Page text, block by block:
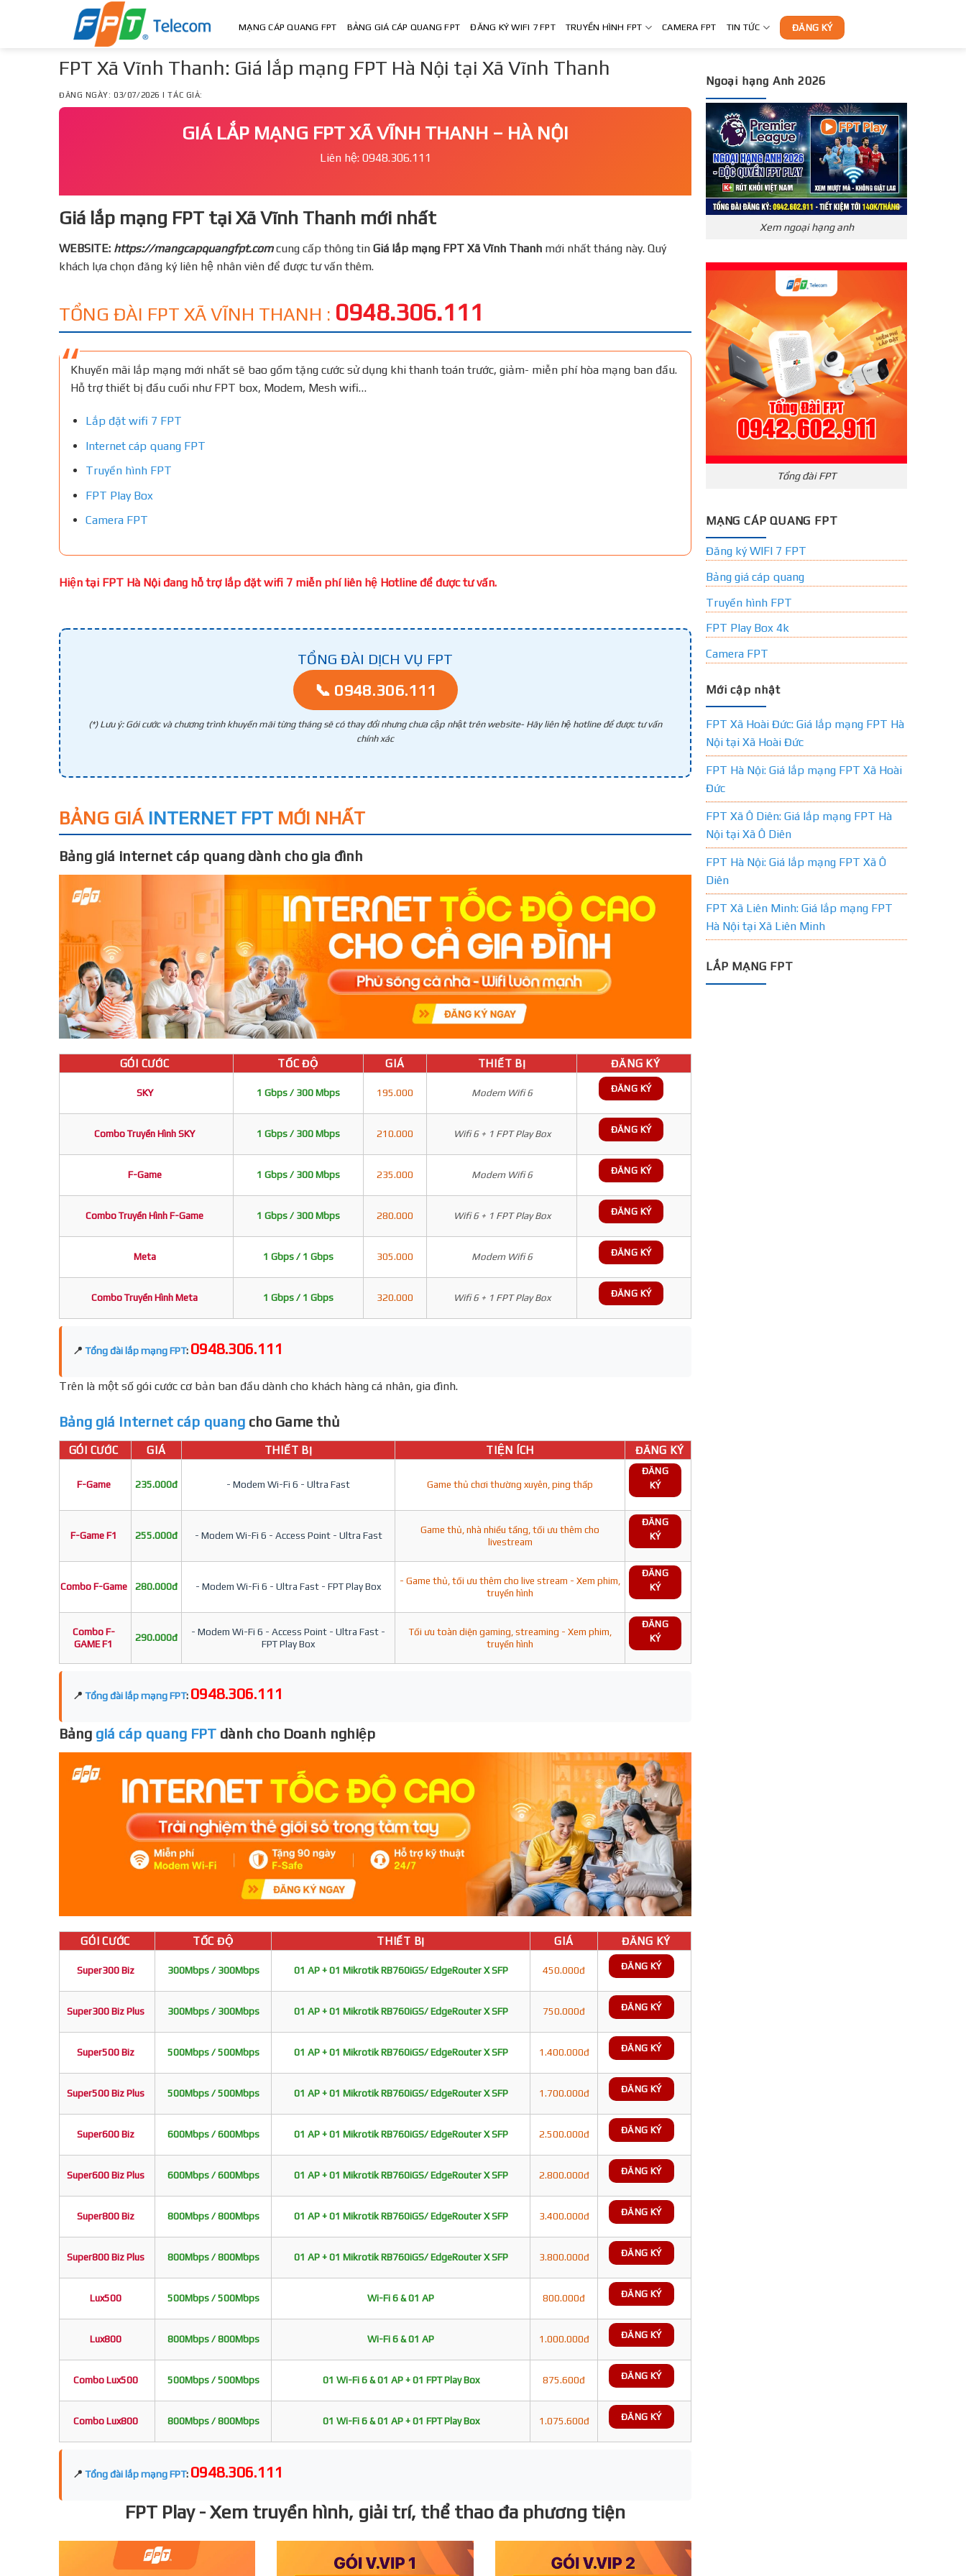
MẠNG CÁP QUANG FPT BẢNG GIÁ CÁP QUANG FPT ĐĂNG KÝ WIFI 7 FPT TRUYỀN HÌNH FPT CAMERA FPT TIN TỨC ĐĂNG KÝ
FPT Xã Vĩnh Thanh: Giá lắp mạng FPT Hà Nội tại Xã Vĩnh Thanh
ĐĂNG NGÀY: 03/07/2026 | TÁC GIẢ:
GIÁ LẮP MẠNG FPT XÃ VĨNH THANH – HÀ NỘI
Liên hệ: 0948.306.111
Giá lắp mạng FPT tại Xã Vĩnh Thanh mới nhất
WEBSITE: https://mangcapquangfpt.comcung cấp thông tin Giá lắp mạng FPT Xã Vĩnh Thanh mới nhất tháng này. Quý
khách lựa chọn đăng ký liên hệ nhân viên để được tư vấn thêm.
TỔNG ĐÀI FPT XÃ VĨNH THANH : 0948.306.111
Khuyến mãi lắp mạng mới nhất sẽ bao gồm tặng cước sử dụng khi thanh toán trước, giảm- miễn phí hòa mạng ban đầu.
Hỗ trợ thiết bị đầu cuối như FPT box, Modem, Mesh wifi…
Lắp đặt wifi 7 FPT
Internet cáp quang FPT
Truyền hình FPT
FPT Play Box
Camera FPT
Hiện tại FPT Hà Nội đang hỗ trợ lắp đặt wifi 7 miễn phí liên hệ Hotline để được tư vấn.
TỔNG ĐÀI DỊCH VỤ FPT
📞 0948.306.111
(*) Lưu ý: Gói cước và chương trình khuyến mãi từng tháng sẽ có thay đổi nhưng chưa cập nhật trên website- Hãy liên hệ hotline để được tư vấn
chính xác
BẢNG GIÁ INTERNET FPT MỚI NHẤT
Bảng giá internet cáp quang dành cho gia đình
GÓI CƯỚC TỐC ĐỘ GIÁ THIẾT BỊ ĐĂNG KÝ
SKY 1 Gbps / 300 Mbps 195.000 Modem Wifi 6 ĐĂNG KÝ
Combo Truyền Hình SKY 1 Gbps / 300 Mbps 210.000 Wifi 6 + 1 FPT Play Box ĐĂNG KÝ
F-Game 1 Gbps / 300 Mbps 235.000 Modem Wifi 6 ĐĂNG KÝ
Combo Truyền Hình F-Game 1 Gbps / 300 Mbps 280.000 Wifi 6 + 1 FPT Play Box ĐĂNG KÝ
Meta 1 Gbps / 1 Gbps 305.000 Modem Wifi 6 ĐĂNG KÝ
Combo Truyền Hình Meta 1 Gbps / 1 Gbps 320.000 Wifi 6 + 1 FPT Play Box ĐĂNG KÝ
📍 Tổng đài lắp mạng FPT: 0948.306.111
Trên là một số gói cước cơ bản ban đầu dành cho khách hàng cá nhân, gia đình.
Bảng giá Internet cáp quang cho Game thủ
GÓI CƯỚC GIÁ THIẾT BỊ TIỆN ÍCH ĐĂNG KÝ
F-Game 235.000đ - Modem Wi-Fi 6 - Ultra Fast Game thủ chơi thường xuyên, ping thấp
ĐĂNG
KÝ
F-Game F1 255.000đ - Modem Wi-Fi 6 - Access Point - Ultra Fast
Game thủ, nhà nhiều tầng, tối ưu thêm cho
livestream
ĐĂNG
KÝ
Combo F-Game 280.000đ - Modem Wi-Fi 6 - Ultra Fast - FPT Play Box
- Game thủ, tối ưu thêm cho live stream - Xem phim,
truyền hình
ĐĂNG
KÝ
Combo F-
GAME F1
290.000đ
- Modem Wi-Fi 6 - Access Point - Ultra Fast -
FPT Play Box
Tối ưu toàn diện gaming, streaming - Xem phim,
truyền hình
ĐĂNG
KÝ
📍 Tổng đài lắp mạng FPT: 0948.306.111
Bảng giá cáp quang FPT dành cho Doanh nghiệp
GÓI CƯỚC TỐC ĐỘ THIẾT BỊ GIÁ ĐĂNG KÝ
Super300 Biz 300Mbps / 300Mbps 01 AP + 01 Mikrotik RB760iGS/ EdgeRouter X SFP 450.000đ ĐĂNG KÝ
Super300 Biz Plus 300Mbps / 300Mbps 01 AP + 01 Mikrotik RB760iGS/ EdgeRouter X SFP 750.000đ ĐĂNG KÝ
Super500 Biz 500Mbps / 500Mbps 01 AP + 01 Mikrotik RB760iGS/ EdgeRouter X SFP 1.400.000đ ĐĂNG KÝ
Super500 Biz Plus 500Mbps / 500Mbps 01 AP + 01 Mikrotik RB760iGS/ EdgeRouter X SFP 1.700.000đ ĐĂNG KÝ
Super600 Biz 600Mbps / 600Mbps 01 AP + 01 Mikrotik RB760iGS/ EdgeRouter X SFP 2.500.000đ ĐĂNG KÝ
Super600 Biz Plus 600Mbps / 600Mbps 01 AP + 01 Mikrotik RB760iGS/ EdgeRouter X SFP 2.800.000đ ĐĂNG KÝ
Super800 Biz 800Mbps / 800Mbps 01 AP + 01 Mikrotik RB760iGS/ EdgeRouter X SFP 3.400.000đ ĐĂNG KÝ
Super800 Biz Plus 800Mbps / 800Mbps 01 AP + 01 Mikrotik RB760iGS/ EdgeRouter X SFP 3.800.000đ ĐĂNG KÝ
Lux500 500Mbps / 500Mbps Wi-Fi 6 & 01 AP 800.000đ ĐĂNG KÝ
Lux800 800Mbps / 800Mbps Wi-Fi 6 & 01 AP 1.000.000đ ĐĂNG KÝ
Combo Lux500 500Mbps / 500Mbps 01 Wi-Fi 6 & 01 AP + 01 FPT Play Box 875.600đ ĐĂNG KÝ
Combo Lux800 800Mbps / 800Mbps 01 Wi-Fi 6 & 01 AP + 01 FPT Play Box 1.075.600đ ĐĂNG KÝ
📍 Tổng đài lắp mạng FPT: 0948.306.111
FPT Play - Xem truyền hình, giải trí, thể thao đa phương tiện
Ngoại hạng Anh 2026
Xem ngoại hạng anh
Tổng đài FPT
MẠNG CÁP QUANG FPT
Đăng ký WIFI 7 FPT
Bảng giá cáp quang
Truyền hình FPT
FPT Play Box 4k
Camera FPT
Mới cập nhật
FPT Xã Hoài Đức: Giá lắp mạng FPT Hà
Nội tại Xã Hoài Đức
FPT Hà Nội: Giá lắp mạng FPT Xã Hoài
Đức
FPT Xã Ô Diên: Giá lắp mạng FPT Hà
Nội tại Xã Ô Diên
FPT Hà Nội: Giá lắp mạng FPT Xã Ô
Diên
FPT Xã Liên Minh: Giá lắp mạng FPT
Hà Nội tại Xã Liên Minh
LẮP MẠNG FPT